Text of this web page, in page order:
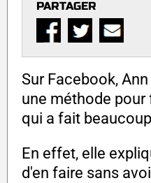
PARTAGER
Sur Facebook,
une méthode
qui a fait
En effet, elle
d'en faire sans